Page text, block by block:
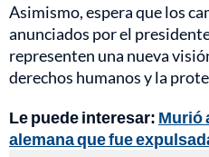
Asimismo, espera que los
anunciados por el
representen una nueva
derechos humanos y la
Le puede interesar: Murió
alemana que fue